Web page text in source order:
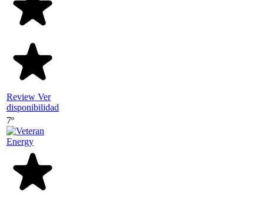
Review Ver
disponibilidad
7º